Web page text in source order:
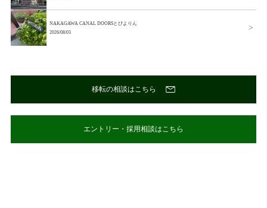
NAKAGAWA CANAL DOORSとぴよりん
2026/08/03
移転の相談はこちら
エントリー・採用相談はこちら